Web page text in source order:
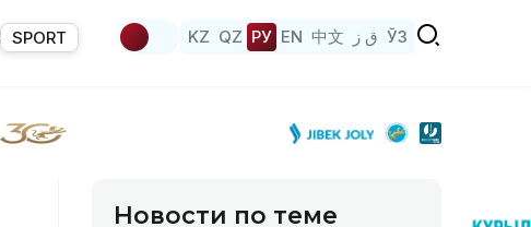
SPORT KZ QZ РУ EN 中文 ق ز ЎЗ
Новости по теме